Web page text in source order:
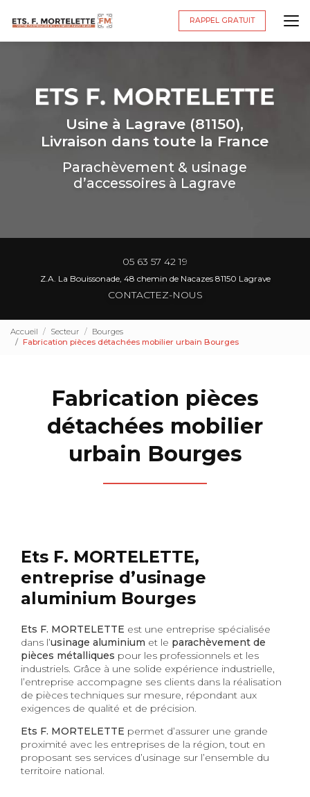
principal
RAPPEL GRATUIT
Usine à Lagrave (81150),
Livraison dans toute la France
Parachèvement & usinage
d’accessoires à Lagrave
05 63 57 42 19
Z.A. La Bouissonade, 48 chemin de Nacazes 81150 Lagrave
CONTACTEZ-NOUS
Accueil Secteur
Bourges
Fabrication pièces détachées mobilier urbain Bourges
Fabrication pièces
détachées mobilier
urbain Bourges
Ets F. MORTELETTE,
entreprise d’usinage
aluminium Bourges
Ets F. MORTELETTE est une entreprise spécialisée
dans l’usinage aluminium et le parachèvement de
pièces métalliques pour les professionnels et les
industriels. Grâce à une solide expérience industrielle,
l’entreprise accompagne ses clients dans la réalisation
de pièces techniques sur mesure, répondant aux
exigences de qualité et de précision.
Ets F. MORTELETTE permet d’assurer une grande
proximité avec les entreprises de la région, tout en
proposant ses services d’usinage sur l’ensemble du
territoire national.